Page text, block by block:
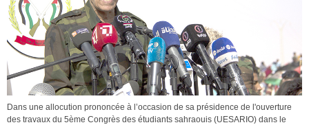
Dans une allocution prononcée à l’occasion de sa présidence de l'ouverture
des travaux du 5ème Congrès des étudiants sahraouis (UESARIO) dans le